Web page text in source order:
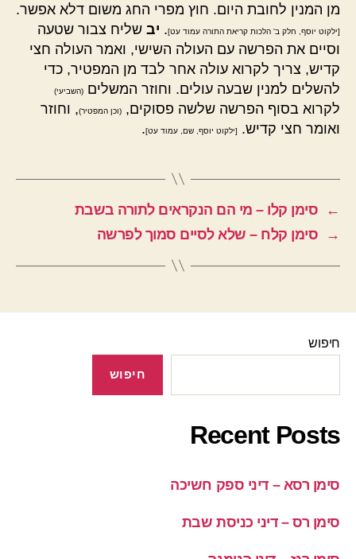
מן המנין לחובת היום. חוץ מפרי החג משום דלא אפשר.
[ילקוט יוסף, חלק ב' הלכות קריאת התורה עמוד עט]. יב שליח צבור שטעה
וסיים את הפרשה עם העולה השישי, ואמר העולה חצי
קדיש, צריך לקרוא עולה אחר לבד מן המפטיר, כדי
להשלים למנין שבעה עולים. וחוזר המשלים (השביעי)
לקרוא בסוף הפרשה שלשה פסוקים, (וכן המפטיר), וחוזר
ואומר חצי קדיש.
[ילקוט יוסף, שם, עמוד עט].
←
סימן קלו – מי הם הנקראים לתורה בשבת
→
סימן קלח – שלא לסיים סמוך לפרשה
חיפוש
חיפוש
Recent Posts
סימן רסא – דיני ספק חשיכה
סימן רס – דיני כניסת שבת